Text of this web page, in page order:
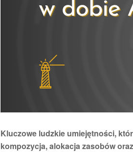
Kluczowe ludzkie umiejętności,
kompozycja, alokacja zasobów